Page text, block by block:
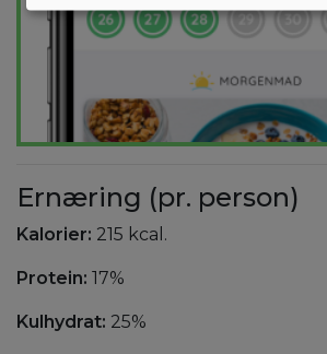
Ernæring (pr. person)
Kalorier: 215 kcal.
Protein: 17%
Kulhydrat: 25%